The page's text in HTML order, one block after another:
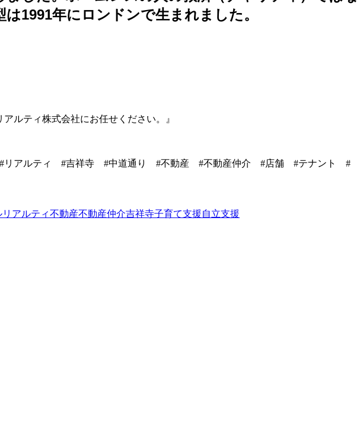
1991年にロンドンで生まれました。
ルティ株式会社にお任せください。』
リアルティ #吉祥寺 #中道通り #不動産 #不動産仲介 #店舗 #テナント #
アルティ不動産不動産仲介吉祥寺子育て支援自立支援